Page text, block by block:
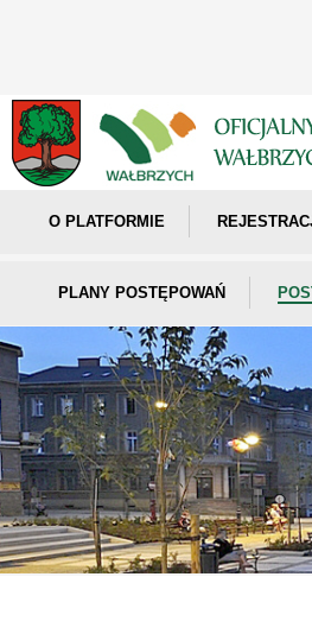
O PLATFORMIE
PLANY POSTĘPOWAŃ